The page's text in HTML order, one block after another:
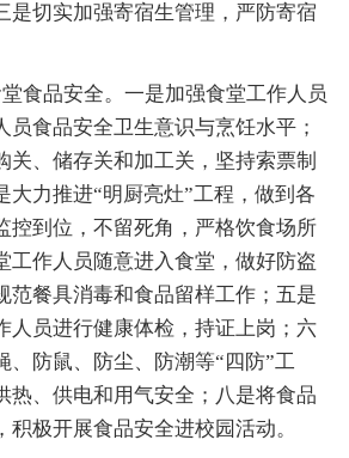
是切实加强寄宿生管理，严防寄宿
食品安全。一是加强食堂工作人员
员食品安全卫生意识与烹饪水平；
关、储存关和加工关，坚持索票制
大力推进“明厨亮灶”工程，做到各
控到位，不留死角，严格饮食场所
工作人员随意进入食堂，做好防盗
范餐具消毒和食品留样工作；五是
人员进行健康体检，持证上岗；六
、防鼠、防尘、防潮等“四防”工
热、供电和用气安全；八是将食品
积极开展食品安全进校园活动。